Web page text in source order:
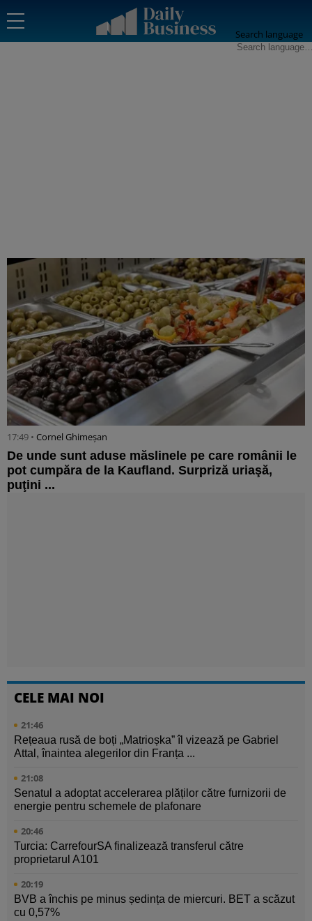
Search language
17:49 • Cornel Ghimeșan
De unde sunt aduse măslinele pe care românii le
pot cumpăra de la Kaufland. Surpriză uriaşă,
puţini ...
CELE MAI NOI
21:46
Rețeaua rusă de boți „Matrioșka” îl vizează pe Gabriel
Attal, înaintea alegerilor din Franța ...
21:08
Senatul a adoptat accelerarea plăților către furnizorii de
energie pentru schemele de plafonare
20:46
Turcia: CarrefourSA finalizează transferul către
proprietarul A101
20:19
BVB a închis pe minus ședința de miercuri. BET a scăzut
cu 0,57%